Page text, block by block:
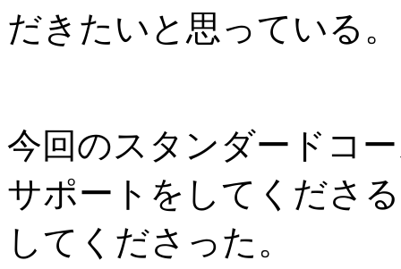
だきたいと思っている。
今回のスタンダードコ
サポートをしてくださ
してくださった。